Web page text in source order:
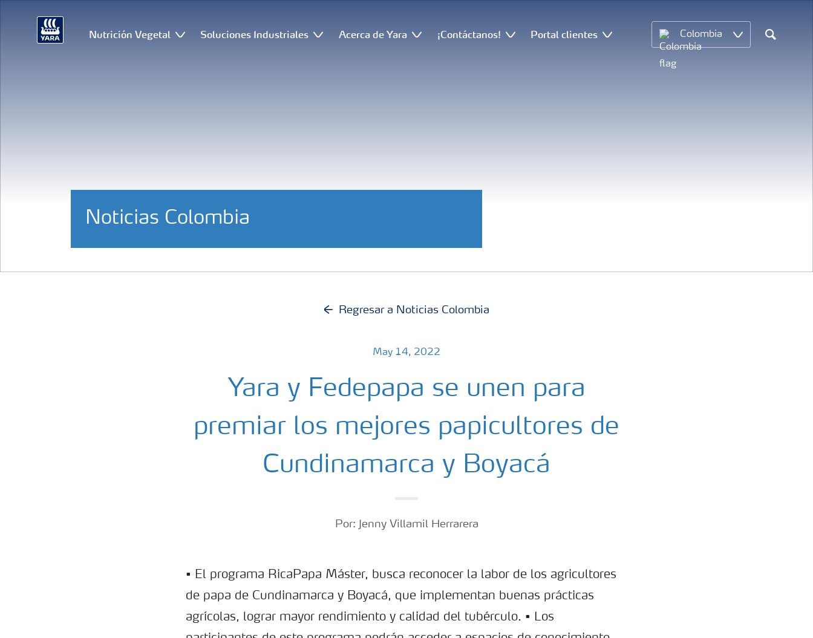
Nutrición Vegetal Soluciones Industriales Acerca de Yara ¡Contáctanos! Portal clientes Colombia
Search
Noticias Colombia
Regresar a Noticias Colombia
May 14, 2022
Yara y Fedepapa se unen para
premiar los mejores papicultores de
Cundinamarca y Boyacá
Por: Jenny Villamil Herrarera
• El programa RicaPapa Máster, busca reconocer la labor de los agricultores
de papa de Cundinamarca y Boyacá, que implementan buenas prácticas
agrícolas, lograr mayor rendimiento y calidad del tubérculo. • Los